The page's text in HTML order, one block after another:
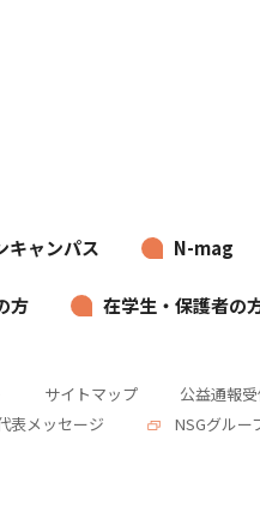
キャンパス N-mag
方 在学生・保護者の
サイトマップ 公益通報
表メッセージ NSGグルー